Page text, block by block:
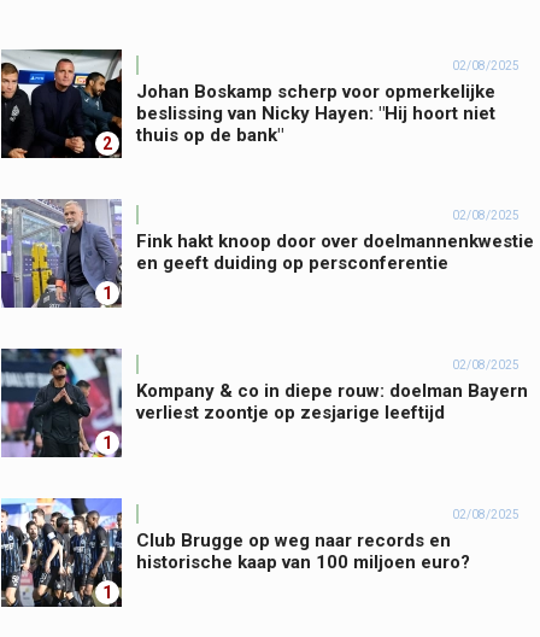
2
02/08/2025
Johan Boskamp scherp voor opmerkelijke
beslissing van Nicky Hayen: "Hij hoort niet
thuis op de bank"
1
02/08/2025
Fink hakt knoop door over doelmannenkwestie
en geeft duiding op persconferentie
1
02/08/2025
Kompany & co in diepe rouw: doelman Bayern
verliest zoontje op zesjarige leeftijd
1
02/08/2025
Club Brugge op weg naar records en
historische kaap van 100 miljoen euro?